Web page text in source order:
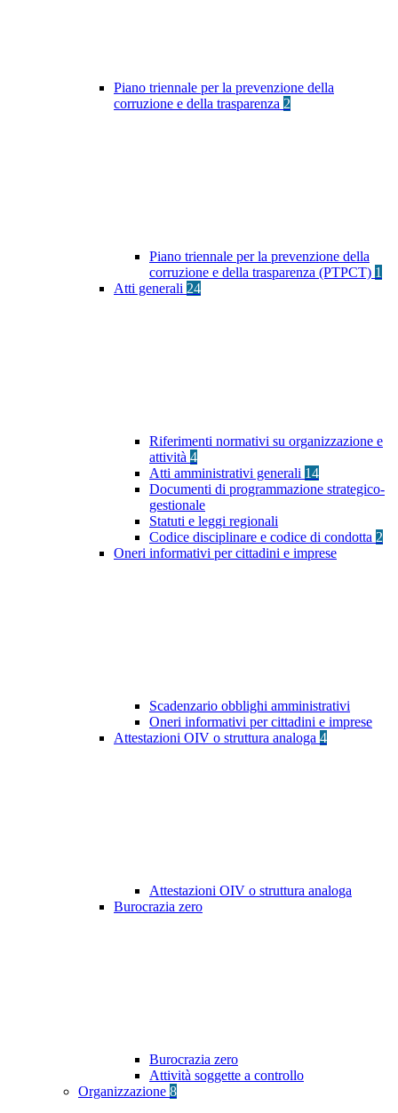
Piano triennale per la prevenzione della
corruzione e della trasparenza 2
Piano triennale per la prevenzione della
corruzione e della trasparenza (PTPCT) 1
Atti generali 24
Riferimenti normativi su organizzazione e
attività 4
Atti amministrativi generali 14
Documenti di programmazione strategico-
gestionale
Statuti e leggi regionali
Codice disciplinare e codice di condotta 2
Oneri informativi per cittadini e imprese
Scadenzario obblighi amministrativi
Oneri informativi per cittadini e imprese
Attestazioni OIV o struttura analoga 4
Attestazioni OIV o struttura analoga
Burocrazia zero
Burocrazia zero
Attività soggette a controllo
Organizzazione 8